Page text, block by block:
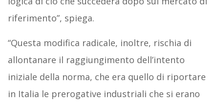
riferimento”, spiega.
“Questa modifica radicale, inoltre, rischia di
allontanare il raggiungimento dell’intento
iniziale della norma, che era quello di riportare
in Italia le prerogative industriali che si erano